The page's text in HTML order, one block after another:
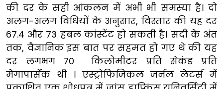
की दर के सही आंकलन में अभी भी समस्या है। दो
अलग-अलग विधियों के अनुसार, विस्तार की यह दर
67.4 और 73 हबल कांस्टेंट हो सकती है। सदी के अंत
तक, वैज्ञानिक इस बात पर सहमत हो गए थे की यह
दर लगभग 70 किलोमीटर प्रति सेकंड प्रति
मेगापार्सेक थी । एस्ट्रोफिजिकल जर्नल लेटर्स में